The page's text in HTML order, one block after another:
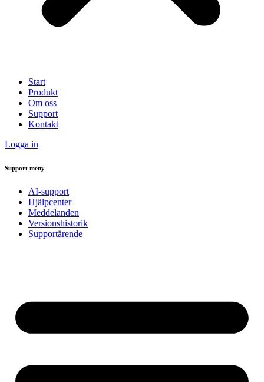
Start
Produkt
Om oss
Support
Kontakt
Logga in
Support meny
AI-support
Hjälpcenter
Meddelanden
Versionshistorik
Supportärende